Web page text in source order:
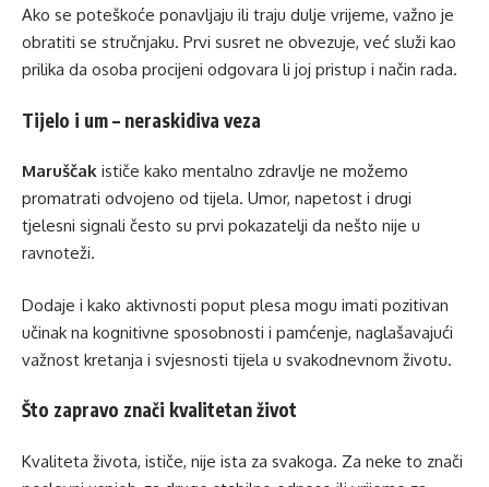
Ako se poteškoće ponavljaju ili traju dulje vrijeme, važno je
obratiti se stručnjaku. Prvi susret ne obvezuje, već služi kao
prilika da osoba procijeni odgovara li joj pristup i način rada.
Tijelo i um – neraskidiva veza
Maruščak ističe kako mentalno zdravlje ne možemo
promatrati odvojeno od tijela. Umor, napetost i drugi
tjelesni signali često su prvi pokazatelji da nešto nije u
ravnoteži.
Dodaje i kako aktivnosti poput plesa mogu imati pozitivan
učinak na kognitivne sposobnosti i pamćenje, naglašavajući
važnost kretanja i svjesnosti tijela u svakodnevnom životu.
Što zapravo znači kvalitetan život
Kvaliteta života, ističe, nije ista za svakoga. Za neke to znači